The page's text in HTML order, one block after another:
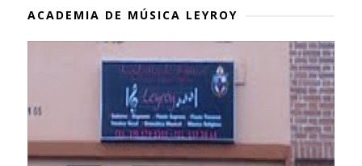
ACADEMIA DE MÚSICA LEYROY